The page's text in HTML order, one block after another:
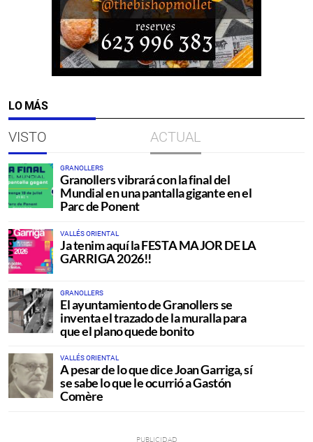
LO MÁS
VISTO ACTUAL
GRANOLLERS
Granollers vibrará con la final del
Mundial en una pantalla gigante en el
Parc de Ponent
VALLÉS ORIENTAL
Ja tenim aquí la FESTA MAJOR DE LA
GARRIGA 2026!!
GRANOLLERS
El ayuntamiento de Granollers se
inventa el trazado de la muralla para
que el plano quede bonito
VALLÉS ORIENTAL
A pesar de lo que dice Joan Garriga, sí
se sabe lo que le ocurrió a Gastón
Comère